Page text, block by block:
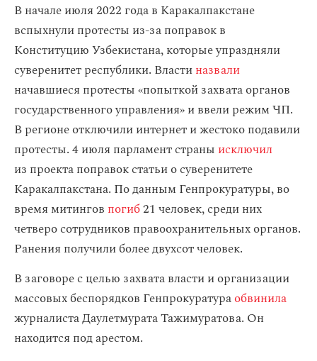
В начале июля 2022 года в Каракалпакстане
вспыхнули протесты из-за поправок в
Конституцию Узбекистана, которые упраздняли
суверенитет республики. Властиназвали
начавшиеся протесты «попыткой захвата органов
государственного управления» и ввели режим ЧП.
В регионе отключили интернет и жестоко подавили
протесты. 4 июля парламент страны исключил
из проекта поправок статьи о суверенитете
Каракалпакстана. По данным Генпрокуратуры, во
время митингов погиб21 человек, среди них
четверо сотрудников правоохранительных органов.
Ранения получили более двухсот человек.
В заговоре с целью захвата власти и организации
массовых беспорядков Генпрокуратураобвинила
журналиста Даулетмурата Тажимуратова. Он
находится под арестом.